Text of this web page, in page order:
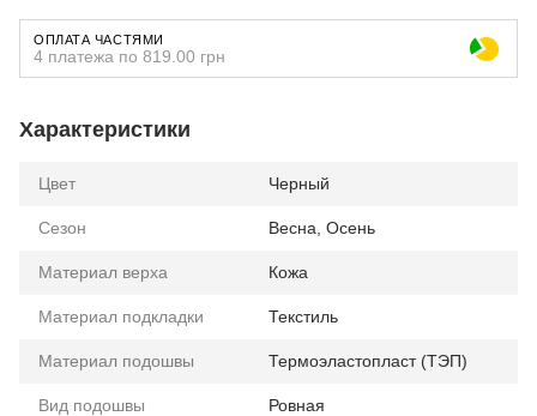
ОПЛАТА ЧАСТЯМИ
4 платежа по 819.00 грн
Характеристики
Цвет Черный
Сезон Весна, Осень
Материал верха Кожа
Материал подкладки Текстиль
Материал подошвы Термоэластопласт (ТЭП)
Вид подошвы Ровная